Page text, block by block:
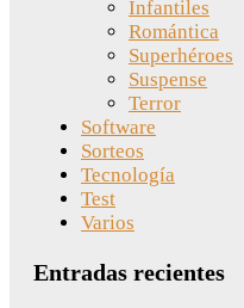
Infantiles
Romántica
Superhéroes
Suspense
Terror
Software
Sorteos
Tecnología
Test
Varios
Entradas recientes